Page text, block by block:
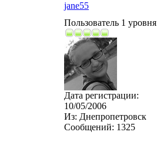
jane55
Пользователь 1 уровня
Дата регистрации:
10/05/2006
Из: Днепропетровск
Сообщений: 1325